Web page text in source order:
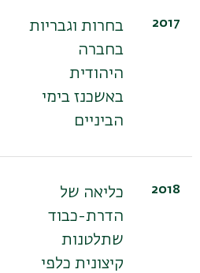
2017
בחרות וגבריות
בחברה
היהודית
באשכנז בימי
הביניים
2018
כליאה של
הדרת-כבוד
שתלטנות
קיצונית כלפי